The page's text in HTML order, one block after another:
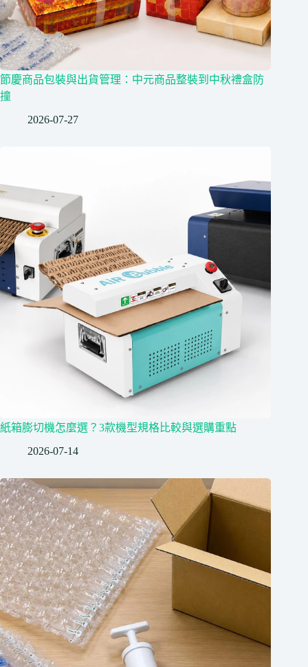
節慶商品包裝與出貨管理：中元商品整裝到中秋禮盒防
撞
2026-07-27
紙箱膨切機怎麼選？3款機型規格比較與選購重點
2026-07-14